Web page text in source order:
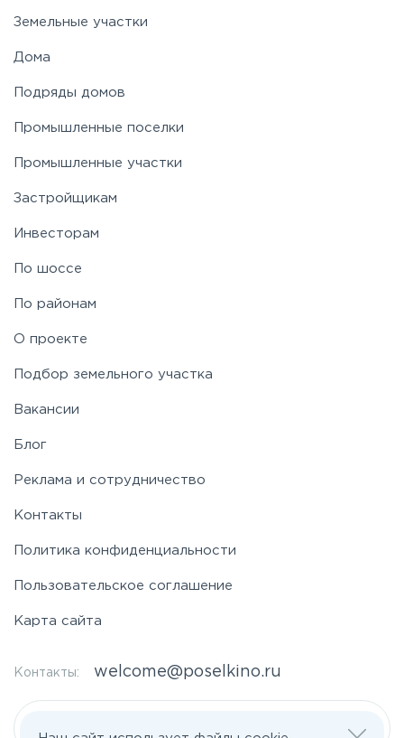
Земельные участки
Дома
Подряды домов
Промышленные поселки
Промышленные участки
Застройщикам
Инвесторам
По шоссе
По районам
О проекте
Подбор земельного участка
Вакансии
Блог
Реклама и сотрудничество
Контакты
Политика конфиденциальности
Пользовательское соглашение
Карта сайта
Контакты: welcome@poselkino.ru